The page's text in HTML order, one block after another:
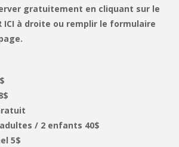
gratuitement en cliquant sur le
ICI à droite ou remplir le formulaire
/ 2 enfants 40$
5$